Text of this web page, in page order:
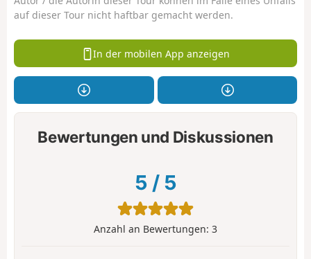
auf dieser Tour nicht haftbar gemacht werden.
In der mobilen App anzeigen
Bewertungen und Diskussionen
5 / 5
Anzahl an Bewertungen: 3